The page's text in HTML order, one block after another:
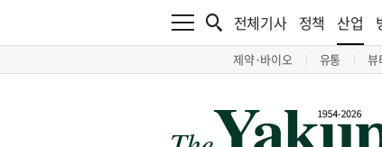
전체기사 정책 산업
제약·바이오 유통 뷰